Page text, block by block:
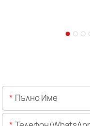
Пълно Име